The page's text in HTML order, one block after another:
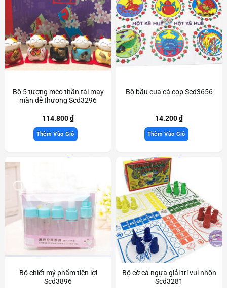
Bộ 5 tượng mèo thần tài may
mắn dễ thương Scd3296
114.800₫
Thêm Vào Giỏ
Bộ bầu cua cá cọp Scd3656
14.200₫
Thêm Vào Giỏ
Bộ chiết mỹ phẩm tiện lợi
Scd3896
Bộ cờ cá ngựa giải trí vui nhộn
Scd3281